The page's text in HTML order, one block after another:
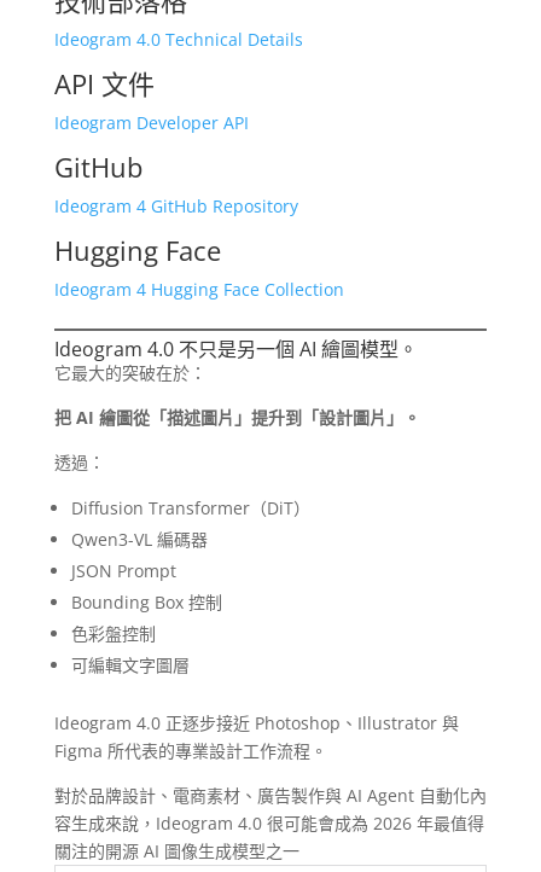
Ideogram 4.0 Technical Details
API 文件
Ideogram Developer API
GitHub
Ideogram 4 GitHub Repository
Hugging Face
Ideogram 4 Hugging Face Collection
Ideogram 4.0 不只是另一個 AI 繪圖模型。
它最大的突破在於：
把 AI 繪圖從「描述圖片」提升到「設計圖片」。
透過：
Diffusion Transformer（DiT）
Qwen3-VL 編碼器
JSON Prompt
Bounding Box 控制
色彩盤控制
可編輯文字圖層
Ideogram 4.0 正逐步接近 Photoshop、Illustrator 與
Figma 所代表的專業設計工作流程。
對於品牌設計、電商素材、廣告製作與 AI Agent 自動化內
容生成來說，Ideogram 4.0 很可能會成為 2026 年最值得
關注的開源 AI 圖像生成模型之一